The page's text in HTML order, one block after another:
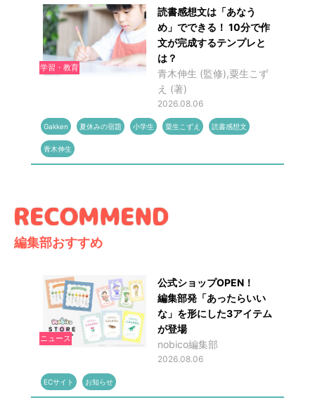
学習・教育
読書感想文は「あなう
め」でできる！ 10分で作
文が完成するテンプレと
は？
青木伸生 (監修),粟生こず
え (著)
2026.08.06
Gakken 夏休みの宿題 小学生 粟生こずえ 読書感想文
青木伸生
編集部おすすめ
ニュース
公式ショップOPEN！
編集部発「あったらいい
な」を形にした3アイテム
が登場
nobico編集部
2026.08.06
ECサイト お知らせ